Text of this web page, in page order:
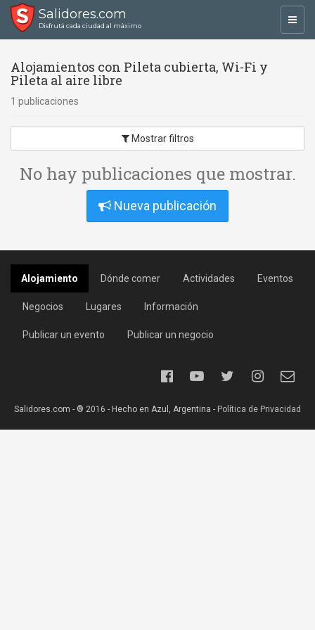
Salidores.com
Disfrutá cada ciudad al máximo
Alojamientos con Pileta cubierta, Wi-Fi y
Pileta al aire libre
1 publicaciones
Mostrar filtros
No hay publicaciones que mostrar.
Nueva publicación
Alojamiento Dónde comer Actividades Eventos
Negocios Lugares Información
Publicar un evento Publicar un negocio
Salidores.com - ® 2016 - Hecho en Azul, Argentina - Política de Privacidad